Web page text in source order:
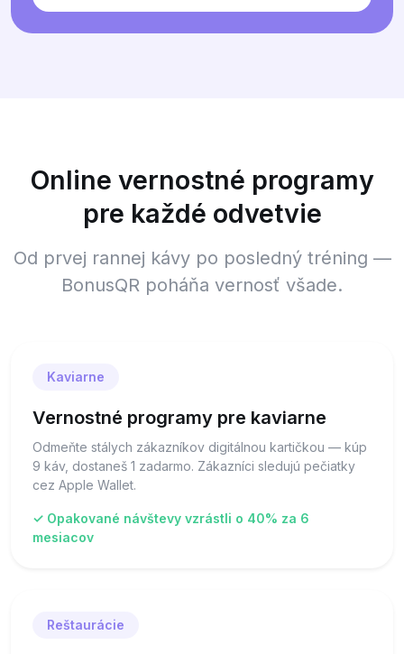
Online vernostné programy
pre každé odvetvie
Od prvej rannej kávy po posledný tréning —
BonusQR poháňa vernosť všade.
Kaviarne
Vernostné programy pre kaviarne
Odmeňte stálych zákazníkov digitálnou kartičkou — kúp
9 káv, dostaneš 1 zadarmo. Zákazníci sledujú pečiatky
cez Apple Wallet.
✓ Opakované návštevy vzrástli o 40% za 6
mesiacov
Reštaurácie